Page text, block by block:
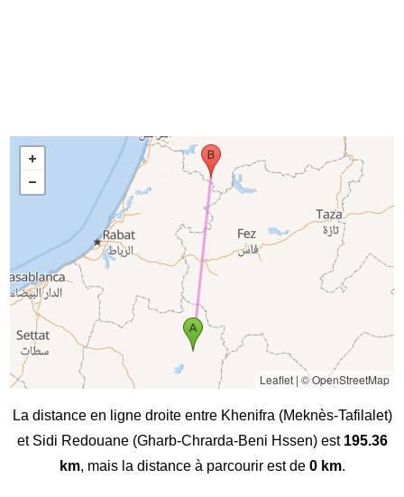
Leaflet| © OpenStreetMap
La distance en ligne droite entre Khenifra (Meknès-Tafilalet)
et Sidi Redouane (Gharb-Chrarda-Beni Hssen) est 195.36
km, mais la distance à parcourir est de 0 km.